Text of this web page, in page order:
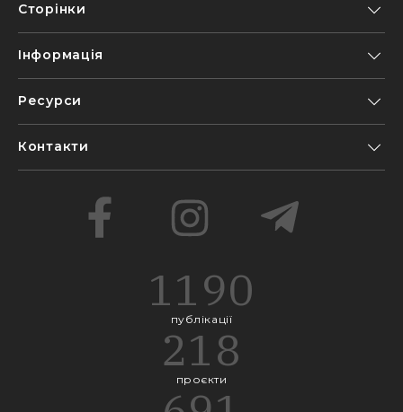
Сторінки
Інформація
Ресурси
Контакти
1190
публікації
218
проєкти